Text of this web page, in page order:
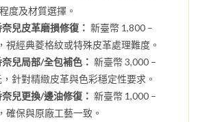
度及材質選擇。
兒皮革磨損修復： 新臺幣 1,800 –
視經典菱格紋或特殊皮革處理難度。
兒局部/全包補色： 新臺幣 3,000 –
針對精緻皮革與色彩穩定性要求。
兒更換/邊油修復： 新臺幣 1,000 –
確保與原廠工藝一致。